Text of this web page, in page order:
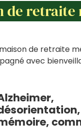
de retraite
de retraite
avec